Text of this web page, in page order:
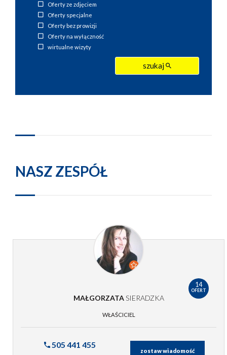
Oferty ze zdjęciem
Oferty specjalne
Oferty bez prowizji
Oferty na wyłączność
wirtualne wizyty
szukaj
NASZ ZESPÓŁ
14
OFERT
MAŁGORZATASIERADZKA
WŁAŚCICIEL
505 441 455
zostaw wiadomość